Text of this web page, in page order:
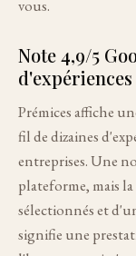
vous.
Note 4,9/5
Prémices affiche
fil de dizaines
entreprises. Une
plateforme, mais
sélectionnés et
signifie une